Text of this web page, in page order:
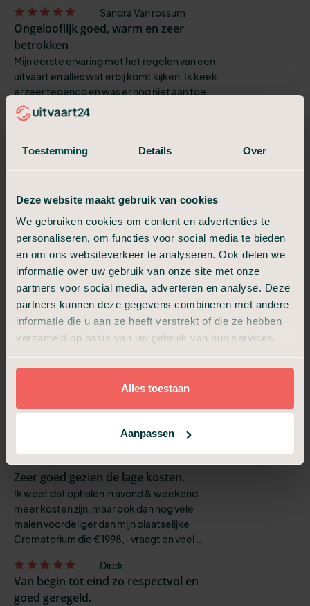
Toestemming Details Over
Deze website maakt gebruik van cookies
We gebruiken cookies om content en advertenties te
personaliseren, om functies voor social media te bieden
en om ons websiteverkeer te analyseren. Ook delen we
informatie over uw gebruik van onze site met onze
partners voor social media, adverteren en analyse. Deze
partners kunnen deze gegevens combineren met andere
informatie die u aan ze heeft verstrekt of die ze hebben
verzameld op basis van uw gebruik van hun services.
Alles toestaan
Aanpassen
Sandra Van rossum
Ongelooflijk goed, warm en zeer
betrokken
Mijn eerste ervaring met het regelen van een
uitvaart en alles wat erbij komt kijken. Ik keek
er zeer tegenop en was er nog niet aan toe.
Na het overlijden van ...
10
Voelde als warm, begripvol en een
luisterend oor.
Vanaf begin tot en met einde van de
verzorging uitvaart was het perfect geregeld.
Romy Sijffers
Fijn bedrijf, duidelijk en overzichtelijk
en correct.
Alles is, in overleg, goed geregeld, ook
Door dat de zaken goed zijn afgehandeld
berustende afsluiting maken.
Zeer goed gezien de lage kosten.
Ik weet dat ophalen in avond & weekend
meer kosten zijn, maar ook dan nog vele
malen voordeliger dan mijn plaatselijke
Crematorium die €1998,- vraagt en veel ...
Dirck
Van begin tot eind zo respectvol en
goed geregeld.